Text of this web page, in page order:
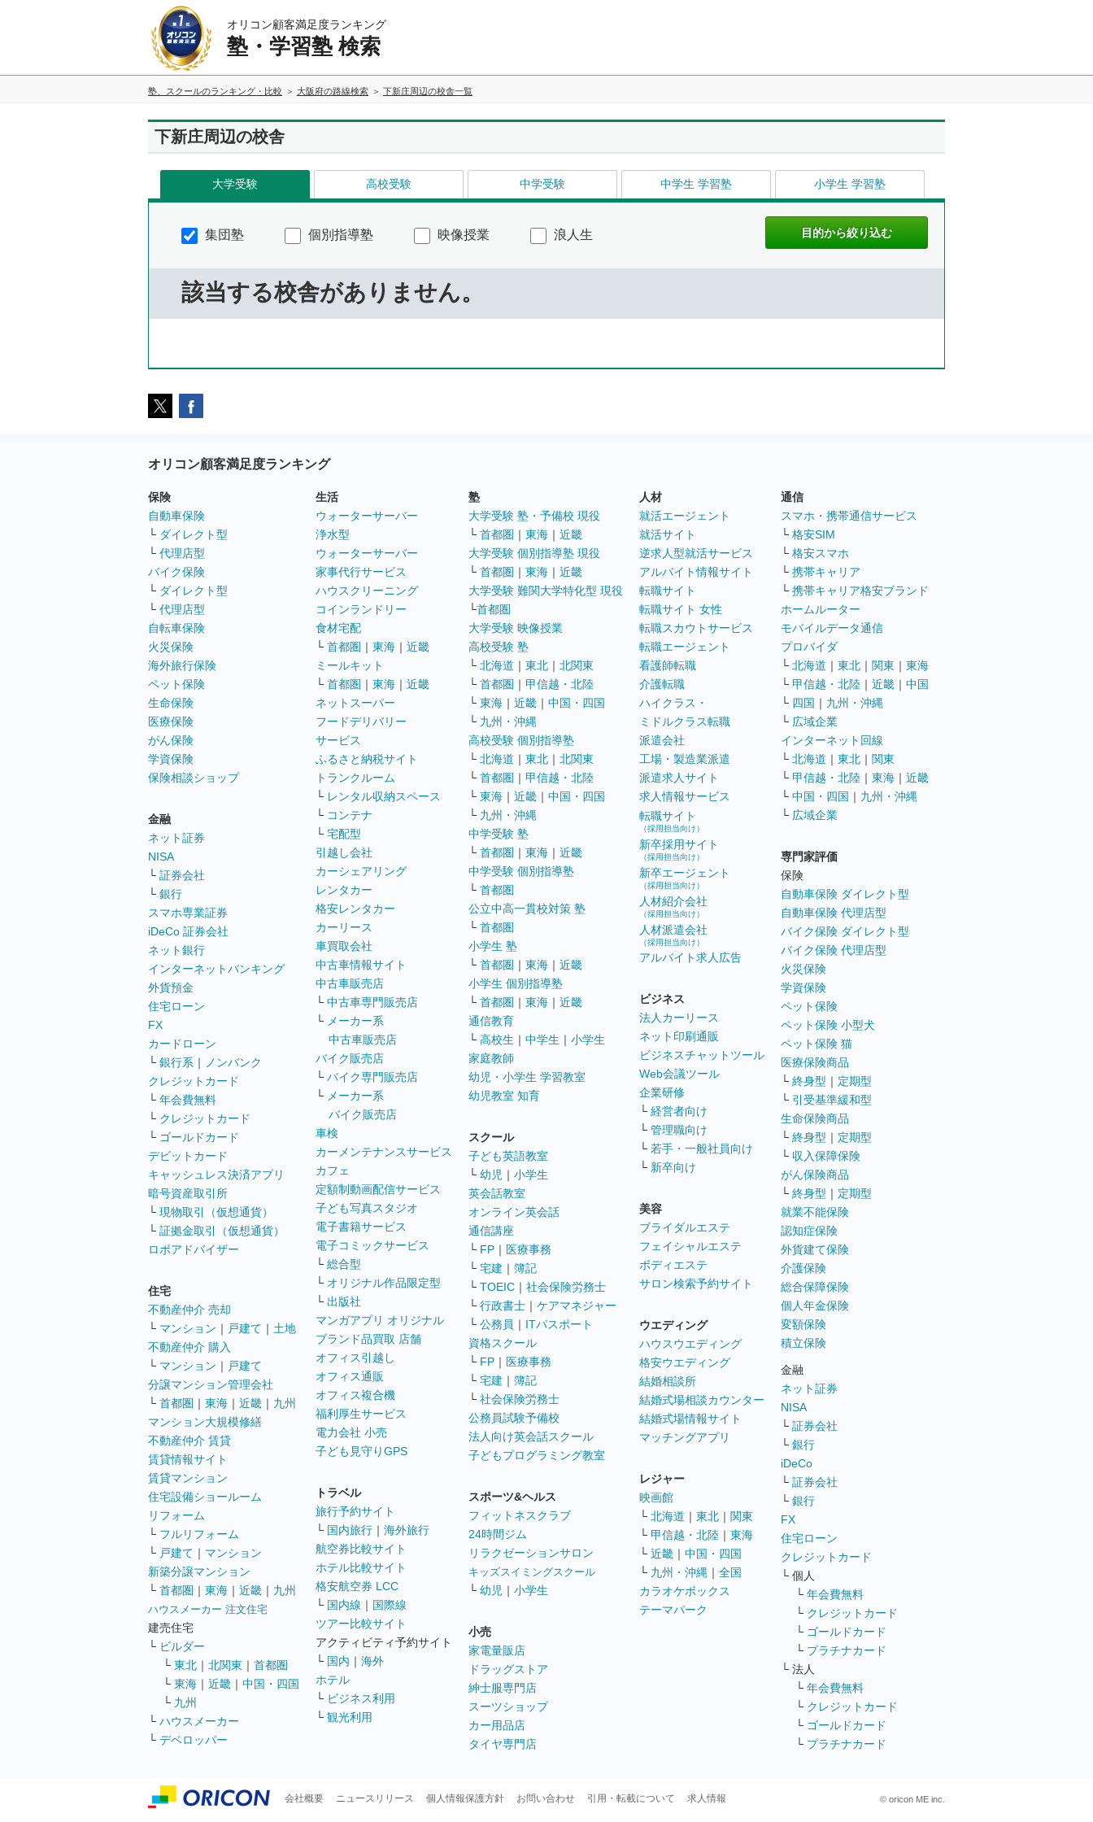
オリコン顧客満足度ランキング
塾・学習塾 検索
塾、スクールのランキング・比較 大阪府の路線検索 下新庄周辺の校舎一覧
下新庄周辺の校舎
大学受験 高校受験 中学受験 中学生 学習塾 小学生 学習塾
集団塾 個別指導塾 映像授業 浪人生
該当する校舎がありません。
オリコン顧客満足度ランキング
保険
自動車保険
└ ダイレクト型
└ 代理店型
バイク保険
└ ダイレクト型
└ 代理店型
自転車保険
火災保険
海外旅行保険
ペット保険
生命保険
医療保険
がん保険
学資保険
保険相談ショップ
金融
ネット証券
NISA
└ 証券会社
└ 銀行
スマホ専業証券
iDeCo 証券会社
ネット銀行
インターネットバンキング
外貨預金
住宅ローン
FX
カードローン
└ 銀行系 ｜
ノンバンク
クレジットカード
└ 年会費無料
└ クレジットカード
└ ゴールドカード
デビットカード
キャッシュレス決済アプリ
暗号資産取引所
└ 現物取引（仮想通貨）
└ 証拠金取引（仮想通貨）
ロボアドバイザー
住宅
不動産仲介 売却
└ マンション ｜ 戸建て ｜ 土地
不動産仲介 購入
└ マンション ｜ 戸建て
分譲マンション管理会社
└ 首都圏 ｜ 東海 ｜ 近畿 ｜ 九州
マンション大規模修繕
不動産仲介 賃貸
賃貸情報サイト
賃貸マンション
住宅設備ショールーム
リフォーム
└ フルリフォーム
└ 戸建て ｜ マンション
新築分譲マンション
└ 首都圏 ｜ 東海 ｜ 近畿 ｜ 九州
ハウスメーカー 注文住宅
建売住宅
└ ビルダー
└ 東北 ｜ 北関東 ｜ 首都圏
└ 東海 ｜ 近畿 ｜ 中国・四国
└ 九州
└ ハウスメーカー
└ デベロッパー
生活
ウォーターサーバー
浄水型
ウォーターサーバー
家事代行サービス
ハウスクリーニング
コインランドリー
食材宅配
└ 首都圏 ｜ 東海 ｜ 近畿
ミールキット
└ 首都圏 ｜ 東海 ｜ 近畿
ネットスーパー
フードデリバリー
サービス
ふるさと納税サイト
トランクルーム
└ レンタル収納スペース
└ コンテナ
└ 宅配型
引越し会社
カーシェアリング
レンタカー
格安レンタカー
カーリース
車買取会社
中古車情報サイト
中古車販売店
└ 中古車専門販売店
└ メーカー系
中古車販売店
バイク販売店
└ バイク専門販売店
└ メーカー系
バイク販売店
車検
カーメンテナンスサービス
カフェ
定額制動画配信サービス
子ども写真スタジオ
電子書籍サービス
電子コミックサービス
└ 総合型
└ オリジナル作品限定型
└ 出版社
マンガアプリ オリジナル
ブランド品買取 店舗
オフィス引越し
オフィス通販
オフィス複合機
福利厚生サービス
電力会社 小売
子ども見守りGPS
トラベル
旅行予約サイト
└ 国内旅行 ｜ 海外旅行
航空券比較サイト
ホテル比較サイト
格安航空券 LCC
└ 国内線 ｜ 国際線
ツアー比較サイト
アクティビティ予約サイト
└ 国内 ｜ 海外
ホテル
└ ビジネス利用
└ 観光利用
塾
大学受験 塾・予備校 現役
└ 首都圏 ｜ 東海 ｜ 近畿
大学受験 個別指導塾 現役
└ 首都圏 ｜ 東海 ｜ 近畿
大学受験 難関大学特化型 現役
└首都圏
大学受験 映像授業
高校受験 塾
└ 北海道 ｜ 東北 ｜ 北関東
└ 首都圏 ｜ 甲信越・北陸
└ 東海 ｜ 近畿 ｜ 中国・四国
└ 九州・沖縄
高校受験 個別指導塾
└ 北海道 ｜ 東北 ｜ 北関東
└ 首都圏 ｜ 甲信越・北陸
└ 東海 ｜ 近畿 ｜ 中国・四国
└ 九州・沖縄
中学受験 塾
└ 首都圏 ｜ 東海 ｜ 近畿
中学受験 個別指導塾
└ 首都圏
公立中高一貫校対策 塾
└ 首都圏
小学生 塾
└ 首都圏 ｜ 東海 ｜ 近畿
小学生 個別指導塾
└ 首都圏 ｜ 東海 ｜ 近畿
通信教育
└ 高校生 ｜ 中学生 ｜ 小学生
家庭教師
幼児・小学生 学習教室
幼児教室 知育
スクール
子ども英語教室
└ 幼児 ｜ 小学生
英会話教室
オンライン英会話
通信講座
└ FP ｜ 医療事務
└ 宅建 ｜ 簿記
└ TOEIC ｜ 社会保険労務士
└ 行政書士 ｜ ケアマネジャー
└ 公務員 ｜ ITパスポート
資格スクール
└ FP ｜ 医療事務
└ 宅建 ｜ 簿記
└ 社会保険労務士
公務員試験予備校
法人向け英会話スクール
子どもプログラミング教室
スポーツ&ヘルス
フィットネスクラブ
24時間ジム
リラクゼーションサロン
キッズスイミングスクール
└ 幼児 ｜ 小学生
小売
家電量販店
ドラッグストア
紳士服専門店
スーツショップ
カー用品店
タイヤ専門店
人材
就活エージェント
就活サイト
逆求人型就活サービス
アルバイト情報サイト
転職サイト
転職サイト 女性
転職スカウトサービス
転職エージェント
看護師転職
介護転職
ハイクラス・
ミドルクラス転職
派遣会社
工場・製造業派遣
派遣求人サイト
求人情報サービス
転職サイト
（採用担当向け）
新卒採用サイト
（採用担当向け）
新卒エージェント
（採用担当向け）
人材紹介会社
（採用担当向け）
人材派遣会社
（採用担当向け）
アルバイト求人広告
ビジネス
法人カーリース
ネット印刷通販
ビジネスチャットツール
Web会議ツール
企業研修
└ 経営者向け
└ 管理職向け
└ 若手・一般社員向け
└ 新卒向け
美容
ブライダルエステ
フェイシャルエステ
ボディエステ
サロン検索予約サイト
ウエディング
ハウスウエディング
格安ウエディング
結婚相談所
結婚式場相談カウンター
結婚式場情報サイト
マッチングアプリ
レジャー
映画館
└ 北海道 ｜ 東北 ｜ 関東
└ 甲信越・北陸 ｜ 東海
└ 近畿 ｜ 中国・四国
└ 九州・沖縄 ｜ 全国
カラオケボックス
テーマパーク
通信
スマホ・携帯通信サービス
└ 格安SIM
└ 格安スマホ
└ 携帯キャリア
└ 携帯キャリア格安ブランド
ホームルーター
モバイルデータ通信
プロバイダ
└ 北海道 ｜ 東北 ｜ 関東 ｜ 東海
└ 甲信越・北陸 ｜ 近畿 ｜ 中国
└ 四国 ｜ 九州・沖縄
└ 広域企業
インターネット回線
└ 北海道 ｜ 東北 ｜ 関東
└ 甲信越・北陸 ｜ 東海 ｜ 近畿
└ 中国・四国 ｜ 九州・沖縄
└ 広域企業
専門家評価
保険
自動車保険 ダイレクト型
自動車保険 代理店型
バイク保険 ダイレクト型
バイク保険 代理店型
火災保険
学資保険
ペット保険
ペット保険 小型犬
ペット保険 猫
医療保険商品
└ 終身型 ｜ 定期型
└ 引受基準緩和型
生命保険商品
└ 終身型 ｜ 定期型
└ 収入保障保険
がん保険商品
└ 終身型 ｜ 定期型
就業不能保険
認知症保険
外貨建て保険
介護保険
総合保障保険
個人年金保険
変額保険
積立保険
金融
ネット証券
NISA
└ 証券会社
└ 銀行
iDeCo
└ 証券会社
└ 銀行
FX
住宅ローン
クレジットカード
└ 個人
└ 年会費無料
└ クレジットカード
└ ゴールドカード
└ プラチナカード
└ 法人
└ 年会費無料
└ クレジットカード
└ ゴールドカード
└ プラチナカード
会社概要 ニュースリリース 個人情報保護方針 お問い合わせ 引用・転載について 求人情報 © oricon ME inc.